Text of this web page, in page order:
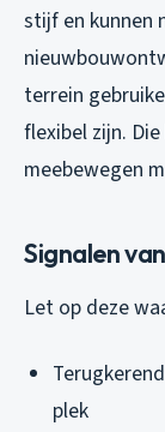
stijf en kunnen
terrein
flexibel zijn.
meebewegen
Signalen
Let op deze
plek